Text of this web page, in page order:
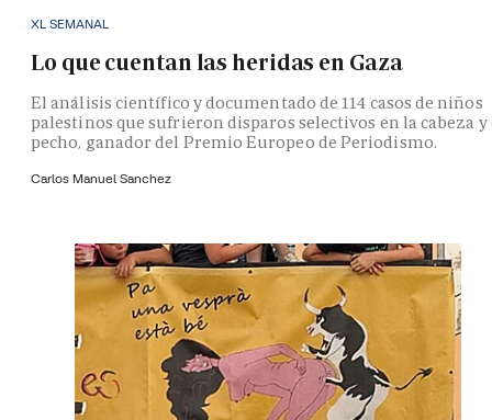
XL SEMANAL
Lo que cuentan las heridas en Gaza
El análisis científico y documentado de 114 casos de niños
palestinos que sufrieron disparos selectivos en la cabeza y
pecho, ganador del Premio Europeo de Periodismo.
Carlos Manuel Sanchez